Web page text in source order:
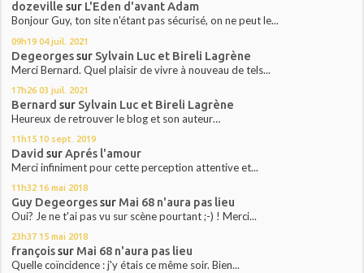
dozeville sur L'Eden d'avant Adam
Bonjour Guy, ton site n'étant pas sécurisé, on ne peut le...
09h19 04 juil. 2021
Degeorgessur Sylvain Luc et Bireli Lagrène
Merci Bernard. Quel plaisir de vivre à nouveau de tels...
17h26 03 juil. 2021
Bernard sur Sylvain Luc et Bireli Lagrène
Heureux de retrouver le blog et son auteur…
11h15 10 sept. 2019
David surAprés l'amour
Merci infiniment pour cette perception attentive et...
11h32 16 mai 2018
Guy Degeorgessur Mai 68 n'aura pas lieu
Oui? Je ne t'ai pas vu sur scène pourtant ;-) ! Merci...
23h37 15 mai 2018
françoissur Mai 68 n'aura pas lieu
Quelle coïncidence : j'y étais ce même soir. Bien...